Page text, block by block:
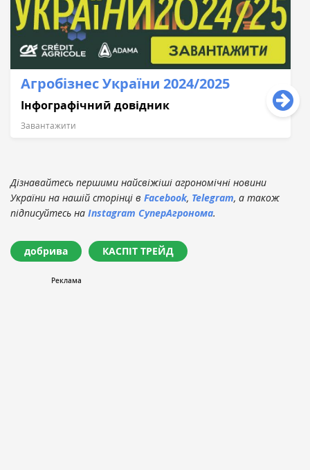
Агробізнес України 2024/2025
Інфографічний довідник
Завантажити
Дізнавайтесь першими найсвіжіші агрономічні новини
України на нашій сторінці в Facebook, Telegram, а також
підписуйтесь на Instagram СуперАгронома.
добрива КАСПІТ ТРЕЙД